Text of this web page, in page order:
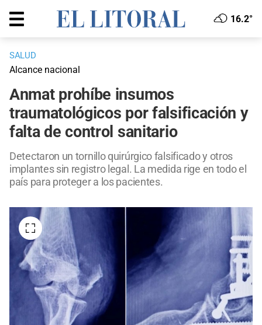
16.2°
SALUD
Alcance nacional
Anmat prohíbe insumos
traumatológicos por falsificación y
falta de control sanitario
Detectaron un tornillo quirúrgico falsificado y otros
implantes sin registro legal. La medida rige en todo el
país para proteger a los pacientes.